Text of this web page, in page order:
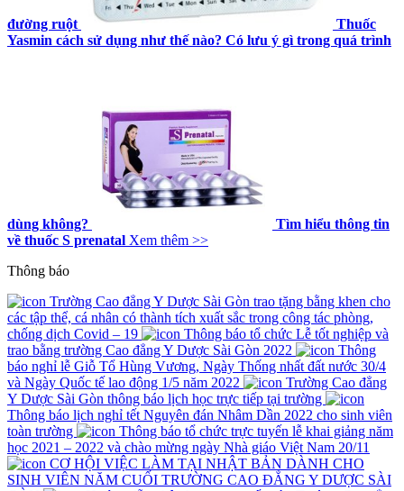
đường ruột
Thuốc
Yasmin cách sử dụng như thế nào? Có lưu ý gì trong quá trình
dùng không?
Tìm hiểu thông tin
về thuốc S prenatal Xem thêm >>
Thông báo
Trường Cao đẳng Y Dược Sài Gòn trao tặng bằng khen cho
các tập thể, cá nhân có thành tích xuất sắc trong công tác phòng,
chống dịch Covid – 19
Thông báo tổ chức Lễ tốt nghiệp và
trao bằng trường Cao đẳng Y Dược Sài Gòn 2022
Thông
báo nghỉ lễ Giỗ Tổ Hùng Vương, Ngày Thống nhất đất nước 30/4
và Ngày Quốc tế lao động 1/5 năm 2022
Trường Cao đẳng
Y Dược Sài Gòn thông báo lịch học trực tiếp tại trường
Thông báo lịch nghỉ tết Nguyên đán Nhâm Dần 2022 cho sinh viên
toàn trường
Thông báo tổ chức trực tuyến lễ khai giảng năm
học 2021 – 2022 và chào mừng ngày Nhà giáo Việt Nam 20/11
CƠ HỘI VIỆC LÀM TẠI NHẬT BẢN DÀNH CHO
SINH VIÊN NĂM CUỐI TRƯỜNG CAO ĐẲNG Y DƯỢC SÀI